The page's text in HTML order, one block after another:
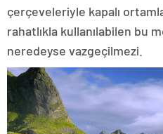
çerçeveleriyle kapalı
rahatlıkla kullanılabilen bu
neredeyse vazgeçilmezi.